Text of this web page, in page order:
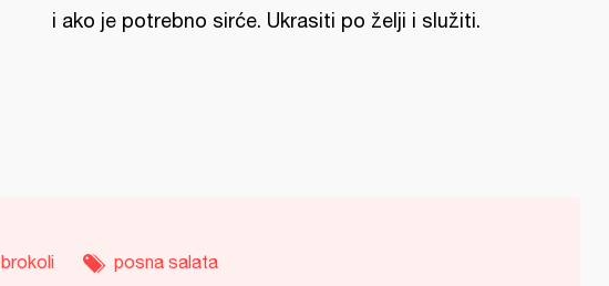
i ako je potrebno sirće. Ukrasiti po želji i služiti.
brokoli posna salata